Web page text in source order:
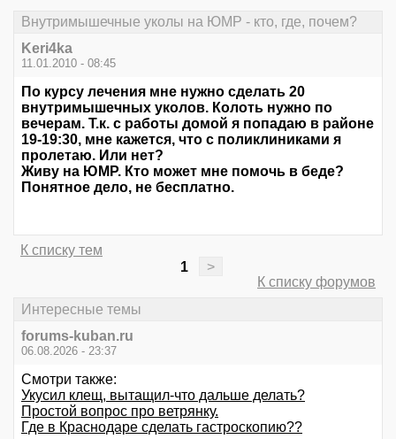
Внутримышечные уколы на ЮМР - кто, где, почем?
Keri4ka
11.01.2010 - 08:45
По курсу лечения мне нужно сделать 20
внутримышечных уколов. Колоть нужно по
вечерам. Т.к. с работы домой я попадаю в районе
19-19:30, мне кажется, что с поликлиниками я
пролетаю. Или нет?
Живу на ЮМР. Кто может мне помочь в беде?
Понятное дело, не бесплатно.
К списку тем
1
>
К списку форумов
Интересные темы
forums-kuban.ru
06.08.2026 - 23:37
Смотри также:
Укусил клещ, вытащил-что дальше делать?
Простой вопрос про ветрянку.
Где в Краснодаре сделать гастроскопию??